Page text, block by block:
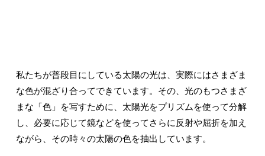
私たちが普段目にしている太陽の光は、実際にはさまざま
な色が混ざり合ってできています。その、光のもつさまざ
まな「色」を写すために、太陽光をプリズムを使って分解
し、必要に応じて鏡などを使ってさらに反射や屈折を加え
ながら、その時々の太陽の色を抽出しています。